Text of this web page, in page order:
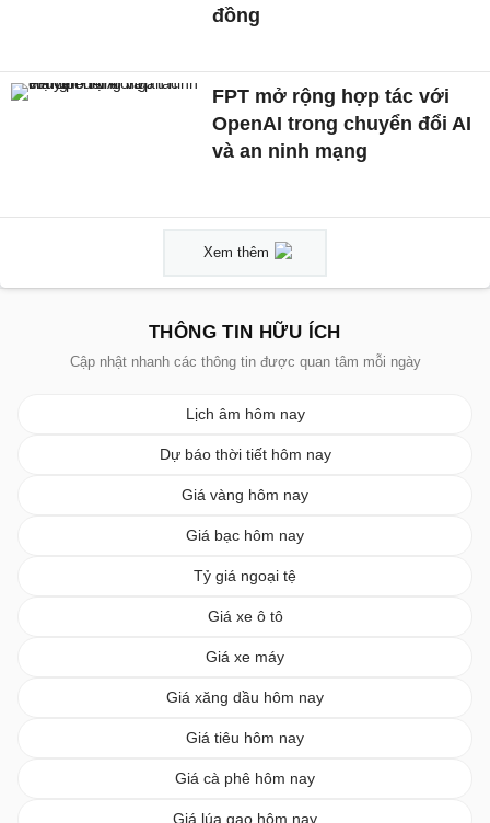
đồng
FPT mở rộng hợp tác với
OpenAI trong chuyển đổi AI
và an ninh mạng
Xem thêm
THÔNG TIN HỮU ÍCH
Cập nhật nhanh các thông tin được quan tâm mỗi ngày
Lịch âm hôm nay
Dự báo thời tiết hôm nay
Giá vàng hôm nay
Giá bạc hôm nay
Tỷ giá ngoại tệ
Giá xe ô tô
Giá xe máy
Giá xăng dầu hôm nay
Giá tiêu hôm nay
Giá cà phê hôm nay
Giá lúa gạo hôm nay